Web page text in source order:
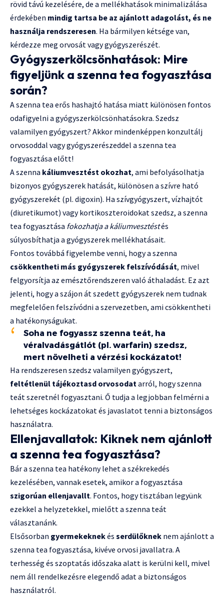
rövid távú kezelésére, de a mellékhatások minimalizálása
érdekében mindig tartsa be az ajánlott adagolást, és ne
használja rendszeresen. Ha bármilyen kétsége van,
kérdezze meg orvosát vagy gyógyszerészét.
Gyógyszerkölcsönhatások: Mire
figyeljünk a szenna tea fogyasztása
során?
A szenna tea erős hashajtó hatása miatt különösen fontos
odafigyelni a gyógyszerkölcsönhatásokra. Szedsz
valamilyen gyógyszert? Akkor mindenképpen konzultálj
orvosoddal vagy gyógyszerészeddel a szenna tea
fogyasztása előtt!
A szenna káliumvesztést okozhat, ami befolyásolhatja
bizonyos gyógyszerek hatását, különösen a szívre ható
gyógyszerekét (pl. digoxin). Ha szívgyógyszert, vízhajtót
(diuretikumot) vagy kortikoszteroidokat szedsz, a szenna
tea fogyasztása fokozhatja a káliumvesztéstés
súlyosbíthatja a gyógyszerek mellékhatásait.
Fontos továbbá figyelembe venni, hogy a szenna
csökkentheti más gyógyszerek felszívódását, mivel
felgyorsítja az emésztőrendszeren való áthaladást. Ez azt
jelenti, hogy a szájon át szedett gyógyszerek nem tudnak
megfelelően felszívódni a szervezetben, ami csökkentheti
a hatékonyságukat.
Soha ne fogyassz szenna teát, ha
véralvadásgátlót (pl. warfarin) szedsz,
mert növelheti a vérzési kockázatot!
Ha rendszeresen szedsz valamilyen gyógyszert,
feltétlenül tájékoztasd orvosodatarról, hogy szenna
teát szeretnél fogyasztani. Ő tudja a legjobban felmérni a
lehetséges kockázatokat és javaslatot tenni a biztonságos
használatra.
Ellenjavallatok: Kiknek nem ajánlott
a szenna tea fogyasztása?
Bár a szenna tea hatékony lehet a székrekedés
kezelésében, vannak esetek, amikor a fogyasztása
szigorúan ellenjavallt. Fontos, hogy tisztában legyünk
ezekkel a helyzetekkel, mielőtt a szenna teát
választanánk.
Elsősorban gyermekeknekés serdülőknek nem ajánlott a
szenna tea fogyasztása, kivéve orvosi javallatra. A
terhesség és szoptatás időszaka alatt is kerülni kell, mivel
nem áll rendelkezésre elegendő adat a biztonságos
használatról.